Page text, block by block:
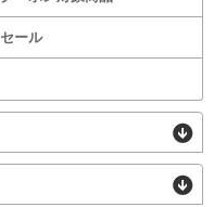
セール